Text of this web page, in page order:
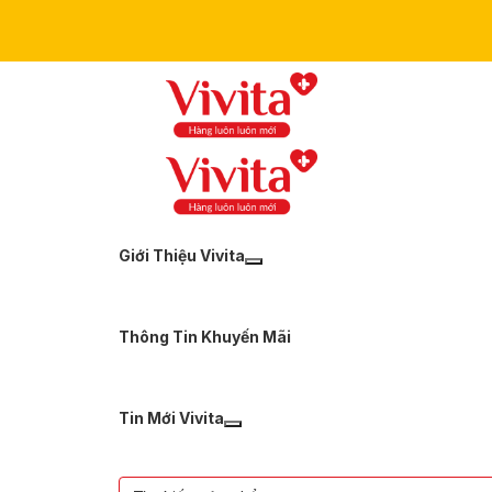
Giới Thiệu Vivita
Thông Tin Khuyến Mãi
Tin Mới Vivita